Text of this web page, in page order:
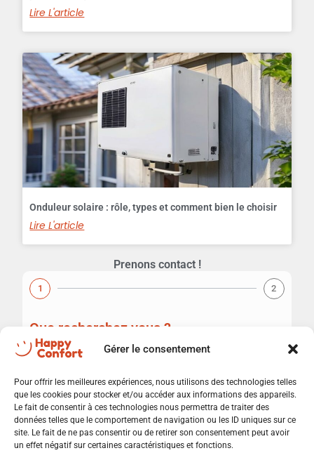
Gérer le consentement
Pour offrir les meilleures expériences, nous utilisons des technologies telles
que les cookies pour stocker et/ou accéder aux informations des appareils.
Le fait de consentir à ces technologies nous permettra de traiter des
données telles que le comportement de navigation ou les ID uniques sur ce
site. Le fait de ne pas consentir ou de retirer son consentement peut avoir
un effet négatif sur certaines caractéristiques et fonctions.
Lire L'article
Onduleur solaire : rôle, types et comment bien le choisir
Lire L'article
Prenons contact !
1 2
Que recherchez vous ?
Pompe à chaleur
Climatisation
Borne de recharge
Réno globale
SAV
Suivant
Répond en quelques secondes
X
Bonjour ! Je suis Xavier. Comment
puis-je vous aider aujourd'hui ? 😊